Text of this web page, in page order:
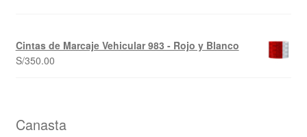
Cintas de Marcaje Vehicular 983 - Rojo y Blanco
S/350.00
Canasta